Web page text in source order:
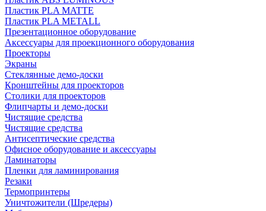
Пластик PLA MATTE
Пластик PLA METALL
Презентационное оборудование
Аксессуары для проекционного оборудования
Проекторы
Экраны
Стеклянные демо-доски
Кронштейны для проекторов
Столики для проекторов
Флипчарты и демо-доски
Чистящие средства
Чистящие средства
Антисептические средства
Офисное оборудование и аксессуары
Ламинаторы
Пленки для ламинирования
Резаки
Термопринтеры
Уничтожители (Шредеры)